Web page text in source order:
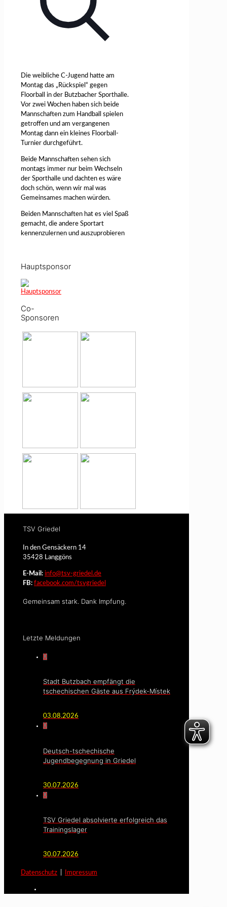
Die weibliche C-Jugend hatte am
Montag das „Rückspiel“ gegen
Floorball in der Butzbacher Sporthalle.
Vor zwei Wochen haben sich beide
Mannschaften zum Handball spielen
getroffen und am vergangenen
Montag dann ein kleines Floorball-
Turnier durchgeführt.
Beide Mannschaften sehen sich
montags immer nur beim Wechseln
der Sporthalle und dachten es wäre
doch schön, wenn wir mal was
Gemeinsames machen würden.
Beiden Mannschaften hat es viel Spaß
gemacht, die andere Sportart
kennenzulernen und auszuprobieren
Hauptsponsor
Co-
Sponsoren
TSV Griedel
In den Gensäckern 14
35428 Langgöns
E-Mail: info@tsv-griedel.de
FB: facebook.com/tsvgriedel
Gemeinsam stark. Dank Impfung.
Letzte Meldungen
0
Stadt Butzbach empfängt die
tschechischen Gäste aus Frýdek-Místek
03.08.2026
0
Deutsch-tschechische
Jugendbegegnung in Griedel
30.07.2026
0
TSV Griedel absolvierte erfolgreich das
Trainingslager
30.07.2026
Datenschutz Impressum